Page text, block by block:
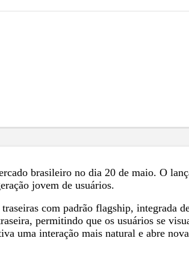
brasileiro no dia 20 de maio. O
jovem de usuários.
com padrão flagship,
permitindo que os usuários se
uma interação mais natural e abre